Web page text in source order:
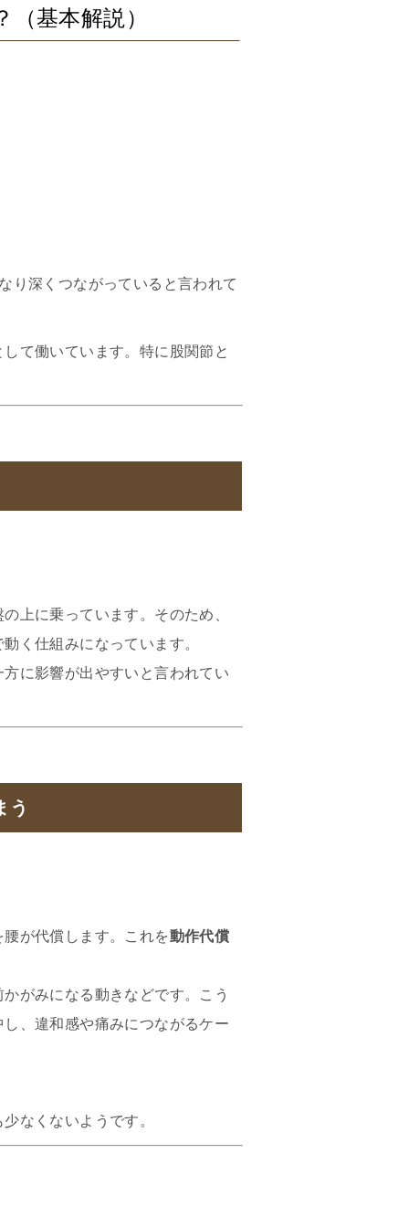
基本解説）
り深くつながっていると言われて
て働いています。特に股関節と
上に乗っています。そのため、
く仕組みになっています。
に影響が出やすいと言われてい
う
が代償します。これを動作代償
がみになる動きなどです。こう
、違和感や痛みにつながるケー
なくないようです。